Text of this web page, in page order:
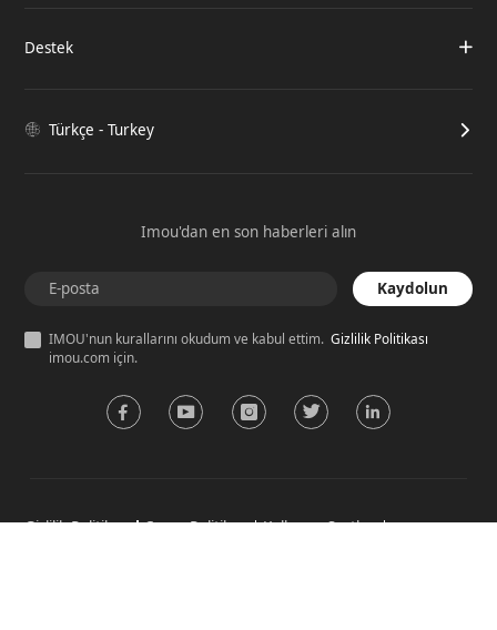
Destek
Türkçe - Turkey
Imou'dan en son haberleri alın
Kaydolun
IMOU'nun kurallarını okudum ve kabul ettim. Gizlilik Politikası
imou.com için.
Gizlilik Politikası Çerez Politikası
Kullanım Şartları